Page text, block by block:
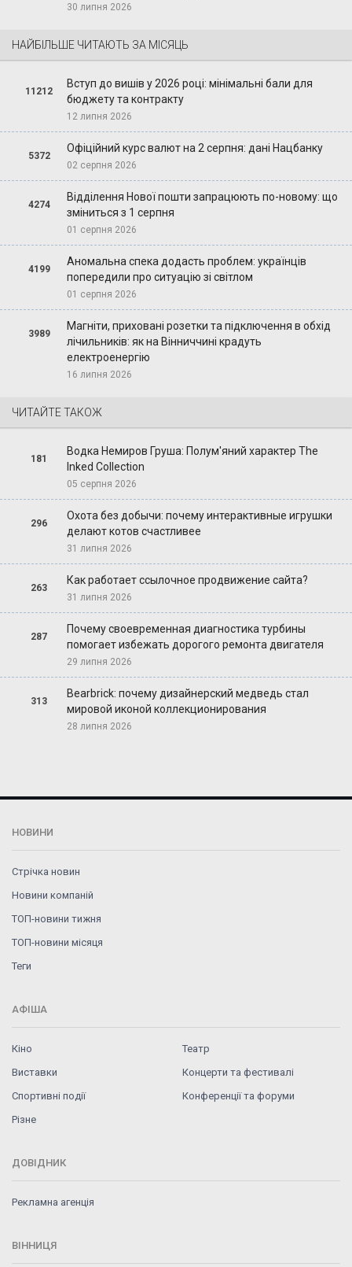
30 липня 2026
НАЙБІЛЬШЕ ЧИТАЮТЬ ЗА МІСЯЦЬ
11212
Вступ до вишів у 2026 році: мінімальні бали для
бюджету та контракту
12 липня 2026
5372
Офіційний курс валют на 2 серпня: дані Нацбанку
02 серпня 2026
4274
Відділення Нової пошти запрацюють по-новому: що
зміниться з 1 серпня
01 серпня 2026
4199
Аномальна спека додасть проблем: українців
попередили про ситуацію зі світлом
01 серпня 2026
3989
Магніти, приховані розетки та підключення в обхід
лічильників: як на Вінниччині крадуть
електроенергію
16 липня 2026
ЧИТАЙТЕ ТАКОЖ
181
Водка Немиров Груша: Полум'яний характер The
Inked Collection
05 серпня 2026
296
Охота без добычи: почему интерактивные игрушки
делают котов счастливее
31 липня 2026
263
Как работает ссылочное продвижение сайта?
31 липня 2026
287
Почему своевременная диагностика турбины
помогает избежать дорогого ремонта двигателя
29 липня 2026
313
Bearbrick: почему дизайнерский медведь стал
мировой иконой коллекционирования
28 липня 2026
НОВИНИ
Стрічка новин
Новини компаній
ТОП-новини тижня
ТОП-новини місяця
Теги
АФІША
Кіно
Театр
Виставки
Концерти та фестивалі
Спортивні події
Конференції та форуми
Різне
ДОВІДНИК
Рекламна агенція
ВІННИЦЯ